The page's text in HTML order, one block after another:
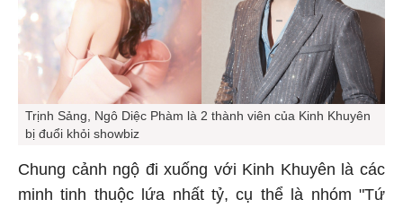
Trịnh Sảng, Ngô Diệc Phàm là 2 thành viên của Kinh Khuyên
bị đuổi khỏi showbiz
Chung cảnh ngộ đi xuống với Kinh Khuyên là các
minh tinh thuộc lứa nhất tỷ, cụ thể là nhóm "Tứ